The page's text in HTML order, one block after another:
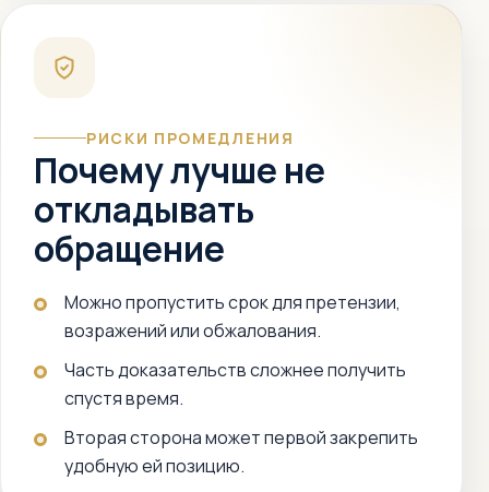
РИСКИ ПРОМЕДЛЕНИЯ
Почему лучше не
откладывать
обращение
Можно пропустить срок для претензии,
возражений или обжалования.
Часть доказательств сложнее получить
спустя время.
Вторая сторона может первой закрепить
удобную ей позицию.